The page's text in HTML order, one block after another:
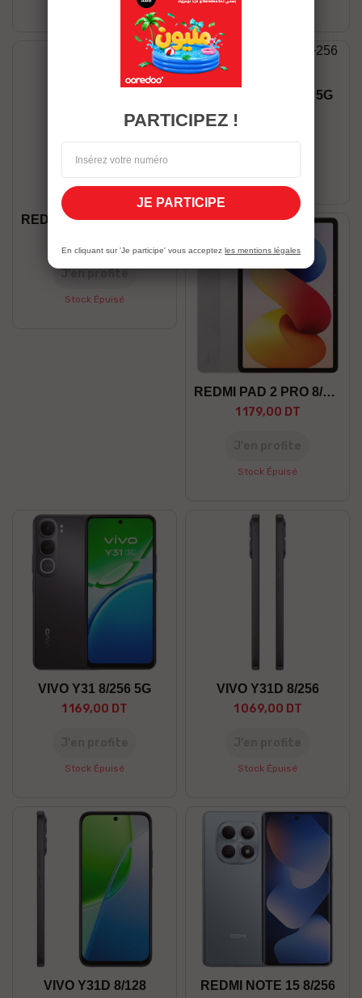
REDMI NOTE 15 8/256 5G
J’en profite
Stock Épuisé
Honor X9B 12/256 5G
1 199,00 DT
Stock Épuisé
REDMI PAD 2 PRO 8/256 5G
1 179,00 DT
Stock Épuisé
VIVO Y31 8/256 5G
1 169,00 DT
Stock Épuisé
VIVO Y31D 8/256
1 069,00 DT
Stock Épuisé
VIVO Y31D 8/128
REDMI NOTE 15 8/256
PARTICIPEZ !
JE PARTICIPE
En cliquant sur 'Je participe' vous acceptez les mentions légales